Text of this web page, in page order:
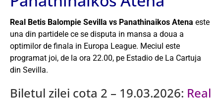
Real Betis Balompie Sevilla vs Panathinaikos Atena este
una din partidele ce se disputa in mansa a doua a
optimilor de finala in Europa League. Meciul este
programat joi, de la ora 22.00, pe Estadio de La Cartuja
din Sevilla.
Biletul zilei cota 2 – 19.03.2026: Real